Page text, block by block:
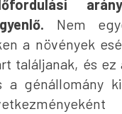
Nem
a növények
találjanak, és ez
a génállomány